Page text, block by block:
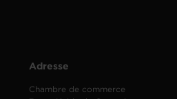
Adresse
Chambre de commerce